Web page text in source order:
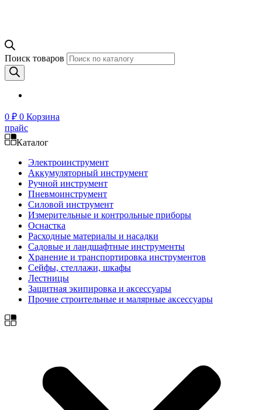
Поиск товаров
0 ₽ 0 Корзина
прайс
Каталог
Электроинструмент
Аккумуляторный инструмент
Ручной инструмент
Пневмоинструмент
Силовой инструмент
Измерительные и контрольные приборы
Оснастка
Расходные материалы и насадки
Садовые и ландшафтные инструменты
Хранение и транспортировка инструментов
Сейфы, стеллажи, шкафы
Лестницы
Защитная экипировка и аксессуары
Прочие строительные и малярные аксессуары